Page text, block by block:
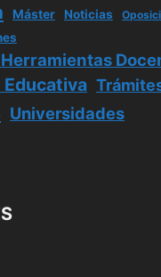
Máster Noticias
Universidades